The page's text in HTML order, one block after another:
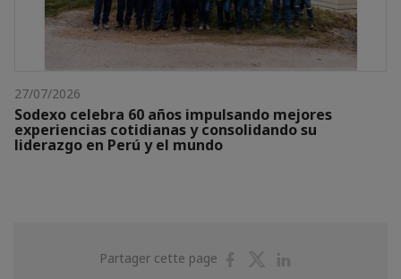
27/07/2026
Sodexo celebra 60 años impulsando mejores
experiencias cotidianas y consolidando su
liderazgo en Perú y el mundo
Partager cette page
PartagerPartager